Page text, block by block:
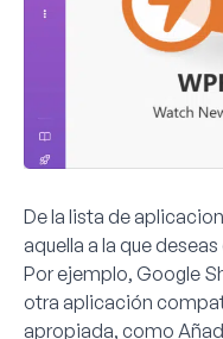
De la lista de
aquella a la que
Por ejemplo, Google
otra aplicación
apropiada, como